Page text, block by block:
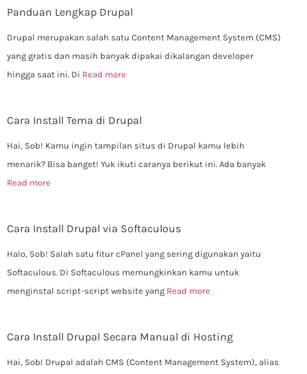
Panduan Lengkap Drupal
Drupal merupakan salah satu Content Management System (CMS)
yang gratis dan masih banyak dipakai dikalangan developer
hingga saat ini. Di Read more
Cara Install Tema di Drupal
Hai, Sob! Kamu ingin tampilan situs di Drupal kamu lebih
menarik? Bisa banget! Yuk ikuti caranya berikut ini. Ada banyak
Read more
Cara Install Drupal via Softaculous
Halo, Sob! Salah satu fitur cPanel yang sering digunakan yaitu
Softaculous. Di Softaculous memungkinkan kamu untuk
menginstal script-script website yang Read more
Cara Install Drupal Secara Manual di Hosting
Hai, Sob! Drupal adalah CMS (Content Management System), alias